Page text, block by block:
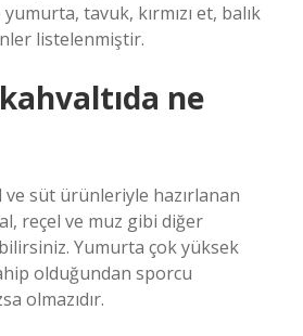
tavuk, kırmızı et, balık
listelenmiştir.
ne
ve süt ürünleriyle hazırlanan
reçel ve muz gibi diğer
Yumurta çok yüksek
olduğundan sporcu
olmazıdır.